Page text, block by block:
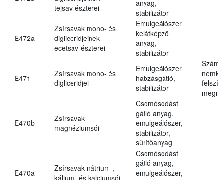
tejsav-észterei
anyag,
stabilizátor
E472a
Zsírsavak mono- és
digliceridjeinek
ecetsav-észterei
Emulgeálószer,
kelátképző
anyag,
stabilizátor
E471
Zsírsavak mono- és
digliceridjei
Emulgeálószer,
habzásgátló,
stabilizátor
E470b
Zsírsavak
magnéziumsói
Csomósodást
gátló anyag,
emulgeálószer,
stabilizátor,
sűrítőanyag
E470a
Zsírsavak nátrium-,
kálium- és kalciumsói
Csomósodást
gátló anyag,
emulgeálószer,